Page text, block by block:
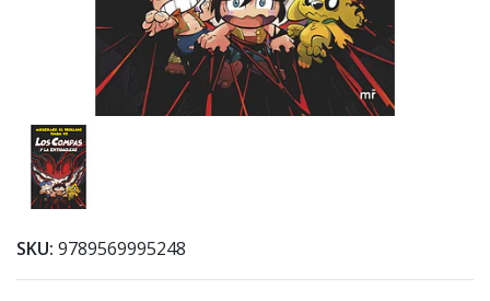
SKU: 9789569995248